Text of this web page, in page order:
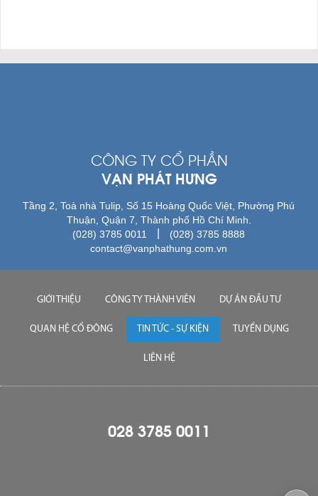
CÔNG TY CỔ PHẦN
VẠN PHÁT HƯNG
Tầng 2, Toà nhà Tulip, Số 15 Hoàng Quốc Việt, Phường Phú
Thuận, Quận 7, Thành phố Hồ Chí Minh.
(028) 3785 0011
(028) 3785 8888
contact@vanphathung.com.vn
GIỚI THIỆU CÔNG TY THÀNH VIÊN DỰ ÁN ĐẦU TƯ
QUAN HỆ CỔ ĐÔNG TIN TỨC - SỰ KIỆN TUYỂN DỤNG
LIÊN HỆ
028 3785 0011